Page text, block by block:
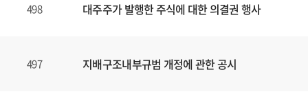
498 대주주가 발행한 주식에 대한 의결권 행사
497 지배구조내부규범 개정에 관한 공시